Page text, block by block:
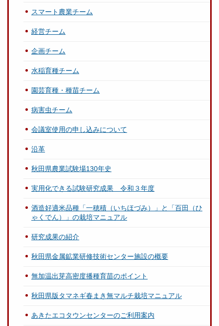
スマート農業チーム
経営チーム
企画チーム
水稲育種チーム
園芸育種・種苗チーム
病害虫チーム
会議室使用の申し込みについて
沿革
秋田県農業試験場130年史
実用化できる試験研究成果 令和３年度
酒造好適米品種「一穂積（いちほづみ）」と「百田（ひ
ゃくでん）」の栽培マニュアル
研究成果の紹介
秋田県金属鉱業研修技術センター施設の概要
無加温出芽高密度播種育苗のポイント
秋田県版タマネギ春まき無マルチ栽培マニュアル
あきたエコタウンセンターのご利用案内